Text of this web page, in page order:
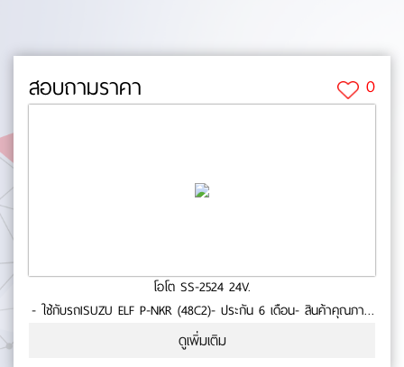
สอบถามราคา 0
โอโต SS-2524 24V.
- ใช้กับรถISUZU ELF P-NKR (48C2)- ประกัน 6 เดือน- สินค้าคุณภาพ
No.0-73-09
ดูเพิ่มเติม